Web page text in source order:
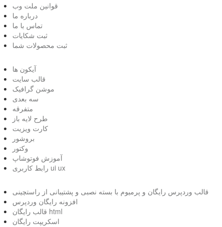
قوانین ملت وب
درباره ما
تماس با ما
ثبت شکایات
ثبت محصولات شما
آیکون ها
قالب سایت
موشن گرافیک
سه بعدی
متفرقه
طرح لایه باز
کارت ویزیت
بروشور
وکتور
آموزش فوتوشاپ
رابط کاربری ui ux
قالب وردپرس رایگان و پرمیوم با بسته نصبی و پشتیبانی از راستچینی
افزونه رایگان وردپرس
قالب رایگان html
اسکریپت رایگان